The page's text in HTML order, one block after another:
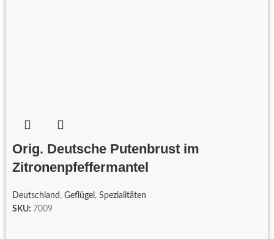
Orig. Deutsche Putenbrust im
Zitronenpfeffermantel
Deutschland , Geflügel , Spezialitäten
SKU: 7009